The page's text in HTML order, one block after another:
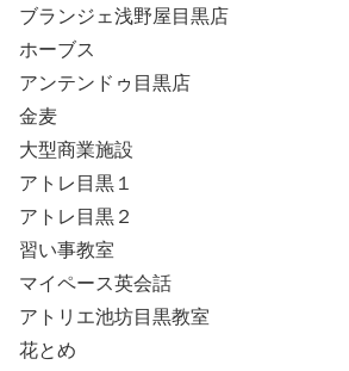
ブランジェ浅野屋目黒店
ホーブス
アンテンドゥ目黒店
金麦
大型商業施設
アトレ目黒１
アトレ目黒２
習い事教室
マイペース英会話
アトリエ池坊目黒教室
花とめ